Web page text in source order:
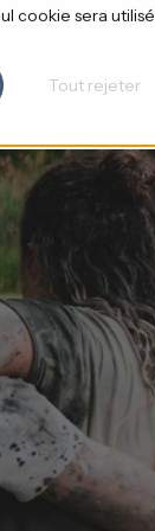
cookie sera utilisé
Tout rejeter